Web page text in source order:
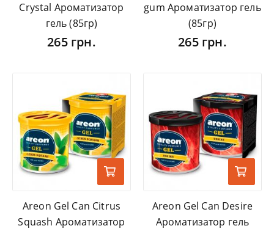
Crystal Ароматизатор
гель (85гр)
265 грн.
gum Ароматизатор гель
(85гр)
265 грн.
Areon Gel Can Citrus
Squash Ароматизатор
Areon Gel Can Desire
Ароматизатор гель